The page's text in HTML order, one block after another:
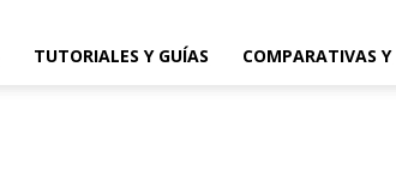
TUTORIALES Y GUÍAS COMPARATIVAS Y